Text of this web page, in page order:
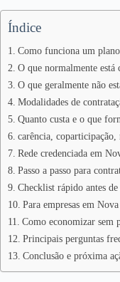
Índice
Como funciona um
O que normalmente está
O que geralmente não
Modalidades de
Quanto custa e o que
carência, coparticipação,
Rede credenciada em
Passo a passo para
Checklist rápido antes de
Para empresas em
Como economizar sem
Principais perguntas
Conclusão e próxima